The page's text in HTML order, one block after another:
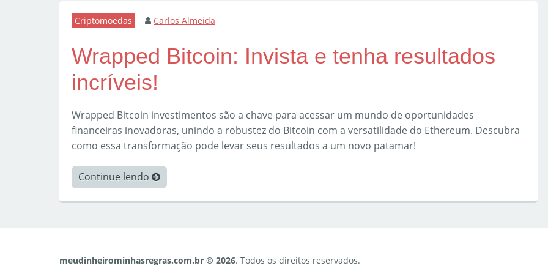
Criptomoedas Carlos Almeida
Wrapped Bitcoin: Invista e tenha resultados
incríveis!
Wrapped Bitcoin investimentos são a chave para acessar um mundo de oportunidades
financeiras inovadoras, unindo a robustez do Bitcoin com a versatilidade do Ethereum. Descubra
como essa transformação pode levar seus resultados a um novo patamar!
Continue lendo
meudinheirominhasregras.com.br © 2026. Todos os direitos reservados.